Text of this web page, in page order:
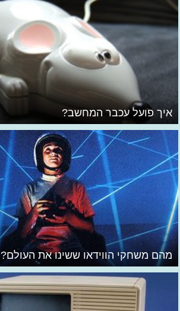
איך פועל עכבר המחשב?
מהם משחקי הווידאו ששינו את העולם?